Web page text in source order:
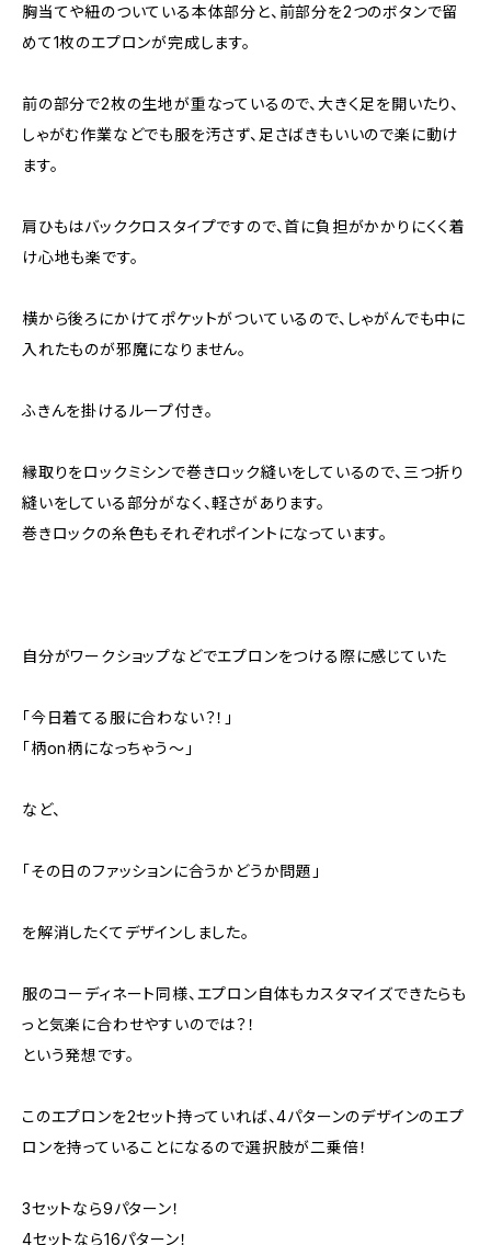
胸当てや紐のついている本体部分と、前部分を2つのボタンで留
めて1枚のエプロンが完成します。
前の部分で2枚の生地が重なっているので、大きく足を開いたり、
しゃがむ作業などでも服を汚さず、足さばきもいいので楽に動け
ます。
肩ひもはバッククロスタイプですので、首に負担がかかりにくく着
け心地も楽です。
横から後ろにかけてポケットがついているので、しゃがんでも中に
入れたものが邪魔になりません。
ふきんを掛けるループ付き。
縁取りをロックミシンで巻きロック縫いをしているので、三つ折り
縫いをしている部分がなく、軽さがあります。
巻きロックの糸色もそれぞれポイントになっています。
自分がワークショップなどでエプロンをつける際に感じていた
「今日着てる服に合わない？！」
「柄on柄になっちゃう〜」
など、
「その日のファッションに合うかどうか問題」
を解消したくてデザインしました。
服のコーディネート同様、エプロン自体もカスタマイズできたらも
っと気楽に合わせやすいのでは？！
という発想です。
このエプロンを2セット持っていれば、4パターンのデザインのエプ
ロンを持っていることになるので選択肢が二乗倍！
3セットなら9パターン！
4セットなら16パターン！